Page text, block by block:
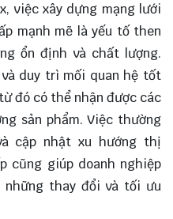
việc xây dựng mạng lưới
mạnh mẽ là yếu tố then
ổn định và chất lượng.
duy trì mối quan hệ tốt
đó có thể nhận được các
sản phẩm. Việc thường
cập nhật xu hướng thị
cũng giúp doanh nghiệp
thay đổi và tối ưu